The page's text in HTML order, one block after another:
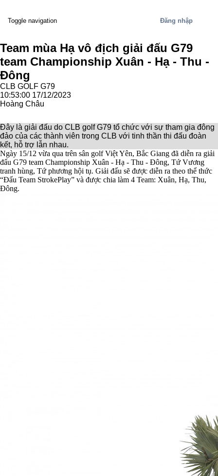
Toggle navigation Đăng nhập
Team mùa Hạ vô địch giải đấu G79
team Championship Xuân - Hạ - Thu -
Đông
CLB GOLF G79
10:53:00 17/12/2023
Hoàng Châu
Đây là giải đấu do CLB golf G79 tổ chức với sự tham gia đông
đảo của các thành viên trong CLB với tinh thần thi đấu đoàn
kết, hỗ trợ lẫn nhau.
Ngày 15/12 vừa qua trên sân golf Việt Yên, Bắc Giang đã diễn ra giải
đấu G79 team Championship Xuân - Hạ - Thu - Đông, Tứ Vương
tranh hùng, Tứ phương hội tụ. Giải đấu sẽ được diễn ra theo thể thức
“Đấu Team StrokePlay” và được chia làm 4 Team: Xuân, Hạ, Thu,
Đông.